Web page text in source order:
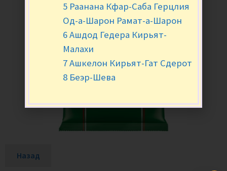
Назад
5 Раанана Кфар-Саба Герцлия
Од-а-Шарон Рамат-а-Шарон
6 Ашдод Гедера Кирьят-
Малахи
7 Ашкелон Кирьят-Гат Сдерот
8 Беэр-Шева